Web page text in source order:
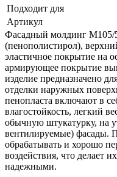
Подходит для
Артикул
Фасадный молдинг М105/
(пенополистирол),
эластичное покрытие на
армирующее покрытие
изделие предназначено
отделки наружных
пенопласта включают в
влагостойкость, легкий
обычную штукатурку, на
вентилируемые) фасады.
обрабатывать и хорошо
воздействия, что делает
надежными.